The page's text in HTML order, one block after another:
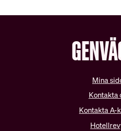
Pensionärsmedlem
Ung i HRF
Uppdragsredovisning
RÅD OCH STÖD
Vanliga frågor
Mina
Kontakta
Kontakta A-